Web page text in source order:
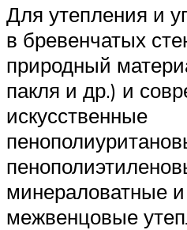
Для утепления и
в бревенчатых
природный
пакля и др.) и
искусственные
минераловатные и
межвенцовые